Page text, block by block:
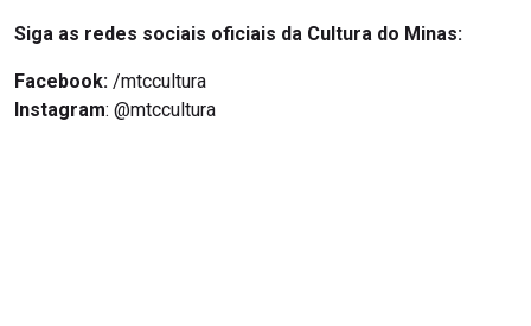
Siga as redes sociais oficiais da Cultura do Minas:
Facebook: /mtccultura
Instagram: @mtccultura